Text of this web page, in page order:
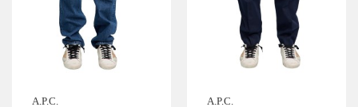
A.P.C.
A.P.C.